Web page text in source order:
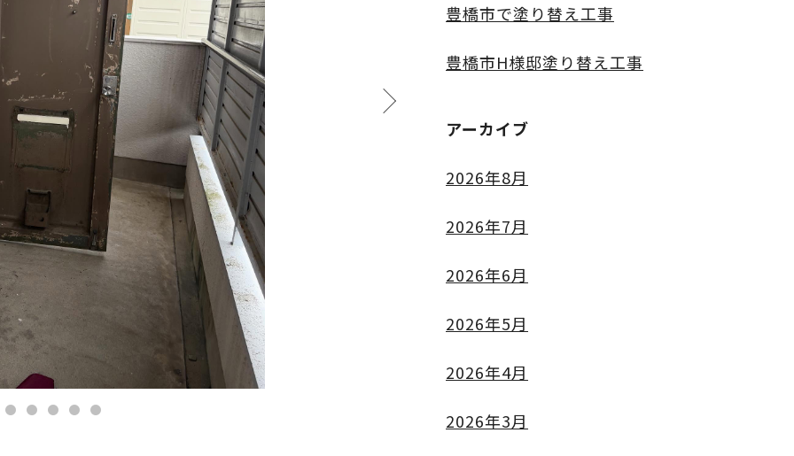
豊橋市で塗り替え工事
豊橋市H様邸塗り替え工事
アーカイブ
2026年8月
2026年7月
2026年6月
2026年5月
2026年4月
2026年3月